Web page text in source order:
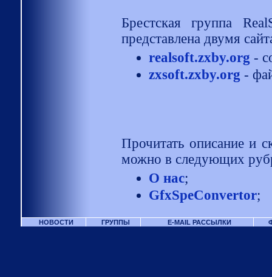
Брестская группа
представлена двумя
realsoft.zxby.org -
zxsoft.zxby.org -
Прочитать описание и
можно в следующих
О нас;
GfxSpeConvertor;